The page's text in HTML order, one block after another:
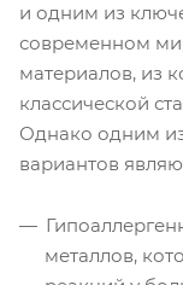
и одним из
современном
материалов, из
классической
Однако одним
вариантов
металлов,